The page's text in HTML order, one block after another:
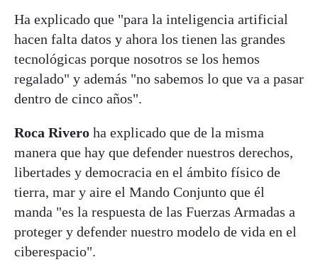
Ha explicado que "para la inteligencia artificial
hacen falta datos y ahora los tienen las grandes
tecnológicas porque nosotros se los hemos
regalado" y además "no sabemos lo que va a pasar
dentro de cinco años".
Roca Rivero ha explicado que de la misma
manera que hay que defender nuestros derechos,
libertades y democracia en el ámbito físico de
tierra, mar y aire el Mando Conjunto que él
manda "es la respuesta de las Fuerzas Armadas a
proteger y defender nuestro modelo de vida en el
ciberespacio".